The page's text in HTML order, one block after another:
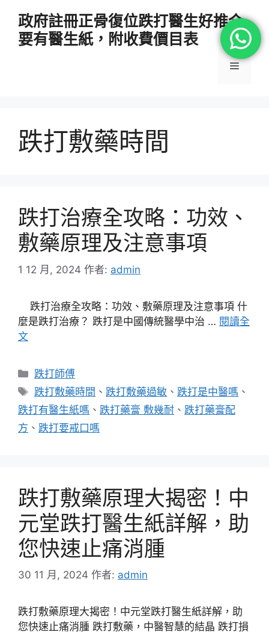
政府註冊正骨復位跌打醫生好推介
要有醫生紙，附收費價目表
選
跌打敷藥時間
跌打治療全攻略：功效、
敷藥原理及注意事項
1 12 月, 2024 作者: admin
跌打治療全攻略：功效、敷藥原理及注意事項 什
麼是跌打治療？ 跌打是中國傳統醫學中治 … 閱讀全
文
分
類
跌打師傅
標
籤
跌打敷藥時間 、 跌打敷藥過敏 、 跌打是中醫嗎 、
跌打有醫生紙嗎 、 跌打藥膏 敷幾耐 、 跌打藥膏配
方 、 跌打要戒口嗎
跌打敷藥原理大揭密！中
元堂跌打醫生紙詳解，助
您快速止痛消腫
30 11 月, 2024 作者: admin
跌打敷藥原理大揭密！中元堂跌打醫生紙詳解，助
您快速止痛消腫 跌打敷藥，中醫智慧的結晶 跌打損